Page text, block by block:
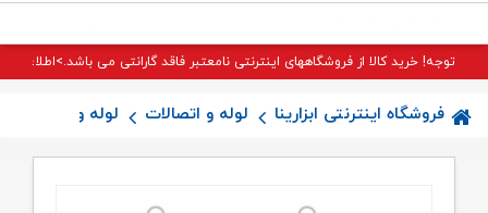
توجه! خرید کالا از فروشگاههای اینترنتی نامعتبر فاقد گارانتی می باشد.>اطلاعات
فروشگاه اینترنتی ابزارینا لوله و اتصالات لوله و اتصالات